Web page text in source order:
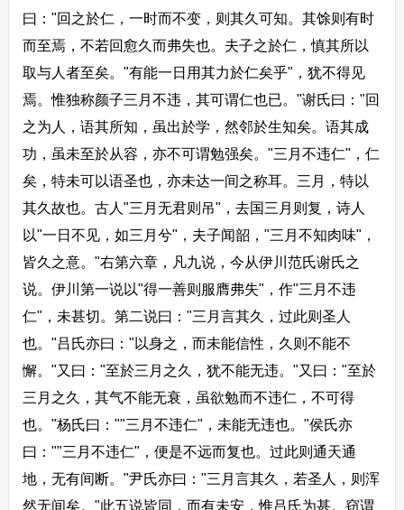
曰："回之於仁，一时而不变，则其久可知。其馀则有时
而至焉，不若回愈久而弗失也。夫子之於仁，慎其所以
取与人者至矣。"有能一日用其力於仁矣乎"，犹不得见
焉。惟独称颜子三月不违，其可谓仁也已。"谢氏曰："回
之为人，语其所知，虽出於学，然邻於生知矣。语其成
功，虽未至於从容，亦不可谓勉强矣。"三月不违仁"，仁
矣，特未可以语圣也，亦未达一间之称耳。三月，特以
其久故也。古人"三月无君则吊"，去国三月则复，诗人
以"一日不见，如三月兮"，夫子闻韶，"三月不知肉味"，
皆久之意。"右第六章，凡九说，今从伊川范氏谢氏之
说。伊川第一说以"得一善则服膺弗失"，作"三月不违
仁"，未甚切。第二说曰："三月言其久，过此则圣人
也。"吕氏亦曰："以身之，而未能信性，久则不能不
懈。"又曰："至於三月之久，犹不能无违。"又曰："至於
三月之久，其气不能无衰，虽欲勉而不违仁，不可得
也。"杨氏曰：""三月不违仁"，未能无违也。"侯氏亦
曰：""三月不违仁"，便是不远而复也。过此则通天通
地，无有间断。"尹氏亦曰："三月言其久，若圣人，则浑
然无间矣。"此五说皆同，而有未安，惟吕氏为甚。窃谓